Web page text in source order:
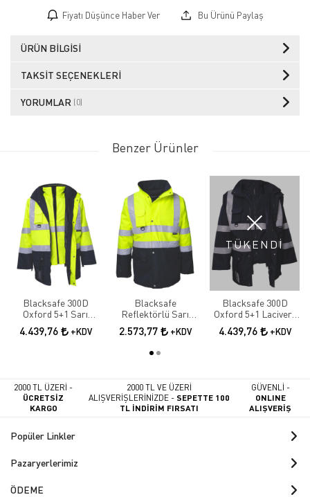
Fiyatı Düşünce Haber Ver Bu Ürünü Paylaş
ÜRÜN BILGISI
TAKSIT SEÇENEKLERI
YORUMLAR (0)
Benzer Ürünler
Blacksafe 300D
Oxford 5+1 Sarı
Lacivert Reflektörlü
Parka
4.439,76 +KDV
Blacksafe
Reflektörlü Sarı
Lacivert Parka
2.573,77 +KDV
TÜKENDİ
Blacksafe 300D
Oxford 5+1 Lacivert
Reflektörlü Parka
4.439,76 +KDV
2000 TL ÜZERİ -
ÜCRETSİZ
KARGO
2000 TL VE ÜZERİ
ALIŞVERİŞLERİNİZDE -SEPETTE 100
TL İNDİRİM FIRSATI
GÜVENLİ -
ONLINE
ALIŞVERİŞ
Popüler Linkler
Pazaryerlerimiz
ÖDEME